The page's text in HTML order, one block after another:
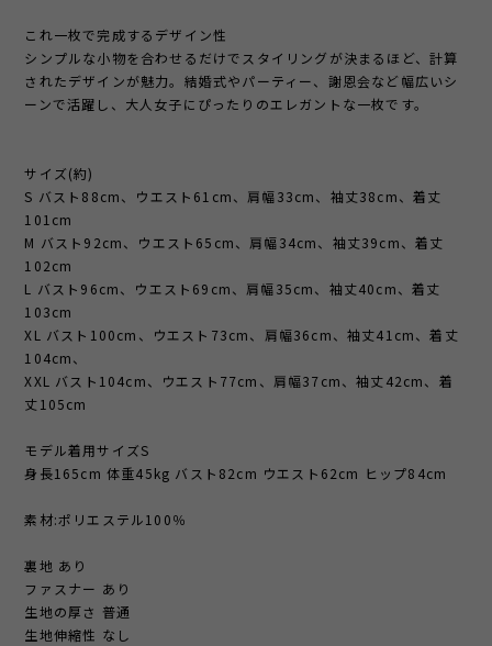
これ一枚で完成するデザイン性
シンプルな小物を合わせるだけでスタイリングが決まるほど、計算
されたデザインが魅力。結婚式やパーティー、謝恩会など幅広いシ
ーンで活躍し、大人女子にぴったりのエレガントな一枚です。
サイズ(約)
S バスト88cm、ウエスト61cm、肩幅33cm、袖丈38cm、着丈
101cm
M バスト92cm、ウエスト65cm、肩幅34cm、袖丈39cm、着丈
102cm
L バスト96cm、ウエスト69cm、肩幅35cm、袖丈40cm、着丈
103cm
XL バスト100cm、ウエスト73cm、肩幅36cm、袖丈41cm、着丈
104cm、
XXL バスト104cm、ウエスト77cm、肩幅37cm、袖丈42cm、着
丈105cm
モデル着用サイズS
身長165cm 体重45kg バスト82cm ウエスト62cm ヒップ84cm
素材:ポリエステル100％
裏地 あり
ファスナー あり
生地の厚さ 普通
生地伸縮性 なし